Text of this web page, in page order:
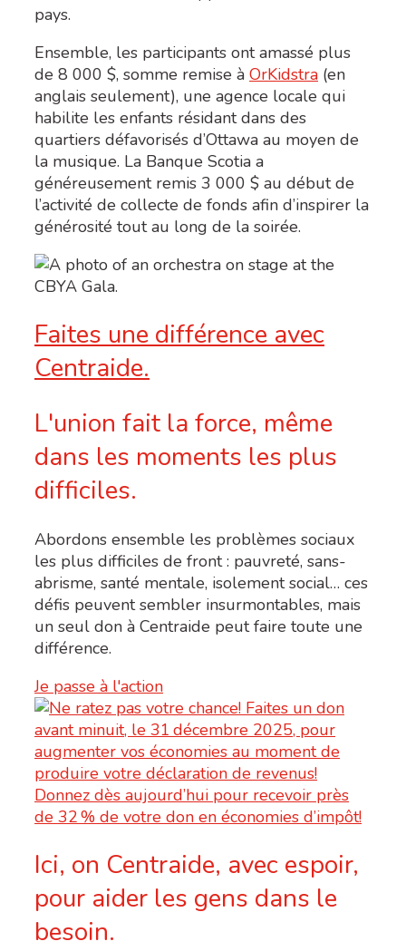
pays.
Ensemble, les participants ont amassé plus
de 8 000 $, somme remise à OrKidstra (en
anglais seulement), une agence locale qui
habilite les enfants résidant dans des
quartiers défavorisés d’Ottawa au moyen de
la musique. La Banque Scotia a
généreusement remis 3 000 $ au début de
l’activité de collecte de fonds afin d’inspirer la
générosité tout au long de la soirée.
Faites une différence avec
Centraide.
L'union fait la force, même
dans les moments les plus
difficiles.
Abordons ensemble les problèmes sociaux
les plus difficiles de front : pauvreté, sans-
abrisme, santé mentale, isolement social… ces
défis peuvent sembler insurmontables, mais
un seul don à Centraide peut faire toute une
différence.
Je passe à l'action
Ici, on Centraide, avec espoir,
pour aider les gens dans le
besoin.